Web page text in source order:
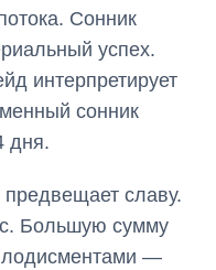
Сонник
успех.
интерпретирует
сонник
дня.
славу.
Большую сумму
—